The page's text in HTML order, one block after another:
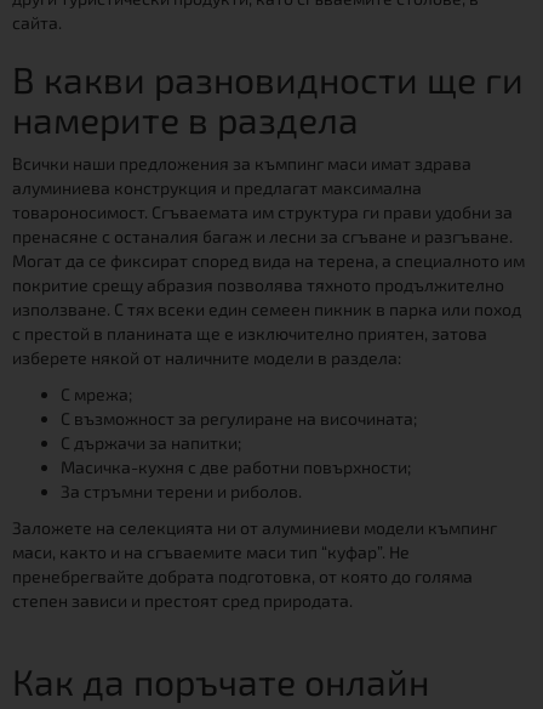
сайта.
В какви разновидности ще ги
намерите в раздела
Всички наши предложения за къмпинг маси имат здрава
алуминиева конструкция и предлагат максимална
товароносимост. Сгъваемата им структура ги прави удобни за
пренасяне с останалия багаж и лесни за сгъване и разгъване.
Могат да се фиксират според вида на терена, а специалното им
покритие срещу абразия позволява тяхното продължително
използване. С тях всеки един семеен пикник в парка или поход
с престой в планината ще е изключително приятен, затова
изберете някой от наличните модели в раздела:
С мрежа;
С възможност за регулиране на височината;
С държачи за напитки;
Масичка-кухня с две работни повърхности;
За стръмни терени и риболов.
Заложете на селекцията ни от алуминиеви модели къмпинг
маси, както и на сгъваемите маси тип “куфар”. Не
пренебрегвайте добрата подготовка, от която до голяма
степен зависи и престоят сред природата.
Как да поръчате онлайн